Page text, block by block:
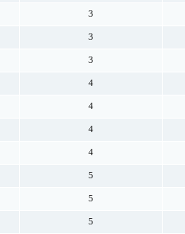
3
3
3
4
4
4
4
5
5
5